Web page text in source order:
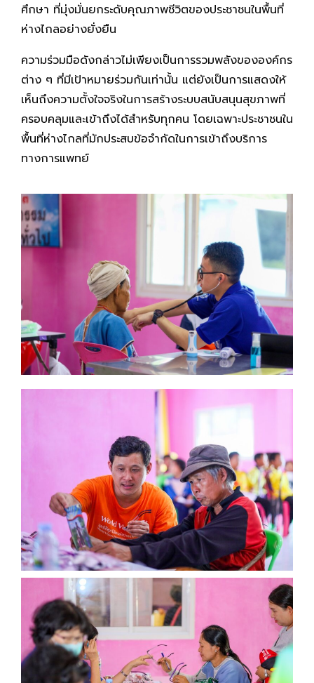
ศึกษา ที่มุ่งมั่นยกระดับคุณภาพชีวิตของประชาชนในพื้นที่
ห่างไกลอย่างยั่งยืน
ความร่วมมือดังกล่าวไม่เพียงเป็นการรวมพลังขององค์กร
ต่าง ๆ ที่มีเป้าหมายร่วมกันเท่านั้น แต่ยังเป็นการแสดงให้
เห็นถึงความตั้งใจจริงในการสร้างระบบสนับสนุนสุขภาพที่
ครอบคลุมและเข้าถึงได้สำหรับทุกคน โดยเฉพาะประชาชนใน
พื้นที่ห่างไกลที่มักประสบข้อจำกัดในการเข้าถึงบริการ
ทางการแพทย์